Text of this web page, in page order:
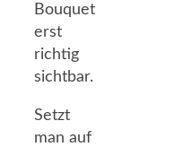
Bouquet
erst
richtig
sichtbar.
Setzt
man auf